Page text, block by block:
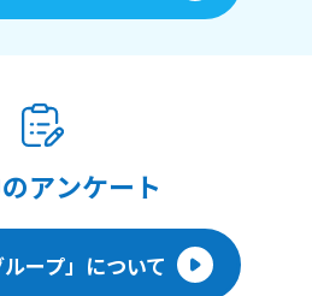
アンケート
ループ」について